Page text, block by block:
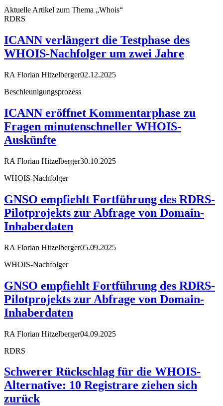
Aktuelle Artikel zum Thema „Whois“
RDRS
ICANN verlängert die Testphase des
WHOIS-Nachfolger um zwei Jahre
RA Florian Hitzelberger02.12.2025
Beschleunigungsprozess
ICANN eröffnet Kommentarphase zu
Fragen minutenschneller WHOIS-
Auskünfte
RA Florian Hitzelberger30.10.2025
WHOIS-Nachfolger
GNSO empfiehlt Fortführung des RDRS-
Pilotprojekts zur Abfrage von Domain-
Inhaberdaten
RA Florian Hitzelberger05.09.2025
WHOIS-Nachfolger
GNSO empfiehlt Fortführung des RDRS-
Pilotprojekts zur Abfrage von Domain-
Inhaberdaten
RA Florian Hitzelberger04.09.2025
RDRS
Schwerer Rückschlag für die WHOIS-
Alternative: 10 Registrare ziehen sich
zurück